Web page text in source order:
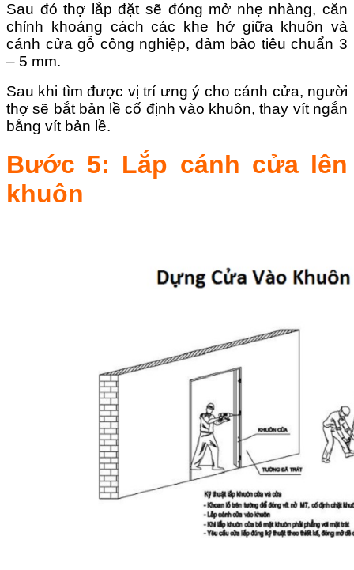
Sau đó thợ lắp đặt sẽ đóng mở nhẹ nhàng, căn
chỉnh khoảng cách các khe hở giữa khuôn và
cánh cửa gỗ công nghiệp, đảm bảo tiêu chuẩn 3
– 5 mm.
Sau khi tìm được vị trí ưng ý cho cánh cửa, người
thợ sẽ bắt bản lề cố định vào khuôn, thay vít ngắn
bằng vít bản lề.
Bước 5: Lắp cánh cửa lên
khuôn